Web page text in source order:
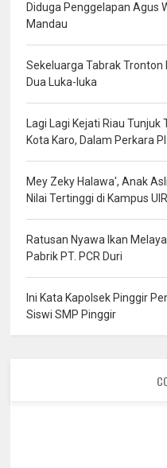
Diduga Penggelapan Agus
Mandau
Sekeluarga Tabrak Tronton
Dua Luka-luka
Lagi Lagi Kejati Riau Tunjuk
Kota Karo, Dalam Perkara
Mey Zeky Halawa', Anak
Nilai Tertinggi di Kampus
Ratusan Nyawa Ikan
Pabrik PT. PCR Duri
Ini Kata Kapolsek Pinggir
Siswi SMP Pinggir